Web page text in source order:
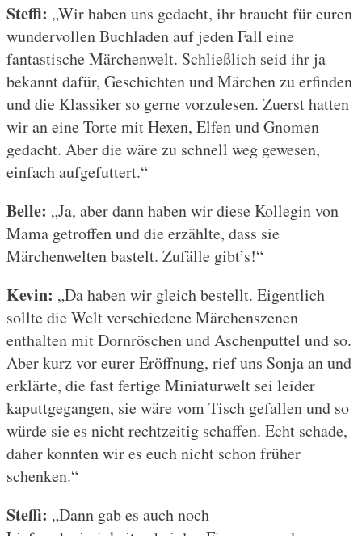
Steffi: „Wir haben uns gedacht, ihr braucht für euren
wundervollen Buchladen auf jeden Fall eine
fantastische Märchenwelt. Schließlich seid ihr ja
bekannt dafür, Geschichten und Märchen zu erfinden
und die Klassiker so gerne vorzulesen. Zuerst hatten
wir an eine Torte mit Hexen, Elfen und Gnomen
gedacht. Aber die wäre zu schnell weg gewesen,
einfach aufgefuttert.“
Belle: „Ja, aber dann haben wir diese Kollegin von
Mama getroffen und die erzählte, dass sie
Märchenwelten bastelt. Zufälle gibt’s!“
Kevin: „Da haben wir gleich bestellt. Eigentlich
sollte die Welt verschiedene Märchenszenen
enthalten mit Dornröschen und Aschenputtel und so.
Aber kurz vor eurer Eröffnung, rief uns Sonja an und
erklärte, die fast fertige Miniaturwelt sei leider
kaputtgegangen, sie wäre vom Tisch gefallen und so
würde sie es nicht rechtzeitig schaffen. Echt schade,
daher konnten wir es euch nicht schon früher
schenken.“
Steffi: „Dann gab es auch noch